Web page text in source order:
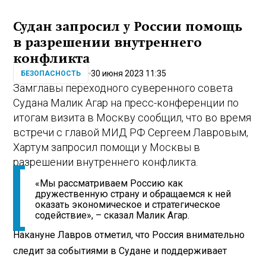
Судан запросил у России помощь
в разрешении внутреннего
конфликта
БЕЗОПАСНОСТЬ 30 июня 2023 11:35
Замглавы переходного суверенного совета
Судана Малик Агар на пресс-конференции по
итогам визита в Москву сообщил, что во время
встречи с главой МИД РФ Сергеем Лавровым,
Хартум запросил помощи у Москвы в
разрешении внутреннего конфликта.
«Мы рассматриваем Россию как
дружественную страну и обращаемся к ней
оказать экономическое и стратегическое
содействие», – сказал Малик Агар.
Накануне Лавров отметил, что Россия внимательно
следит за событиями в Судане и поддерживает